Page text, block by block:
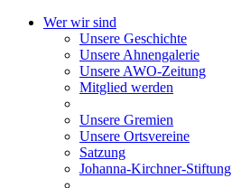
Wer wir sind
Unsere Geschichte
Unsere Ahnengalerie
Unsere AWO-Zeitung
Mitglied werden
Unsere Gremien
Unsere Ortsvereine
Satzung
Johanna-Kirchner-Stiftung